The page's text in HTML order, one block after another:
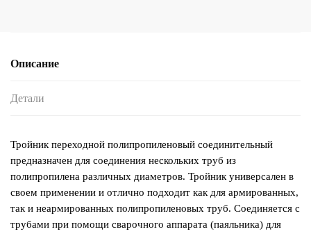
Описание
Детали
Тройник переходной полипропиленовый соединительный
предназначен для соединения нескольких труб из
полипропилена различных диаметров. Тройник универсален в
своем применении и отлично подходит как для армированных,
так и неармированных полипропиленовых труб. Соединяется с
трубами при помощи сварочного аппарата (паяльника) для